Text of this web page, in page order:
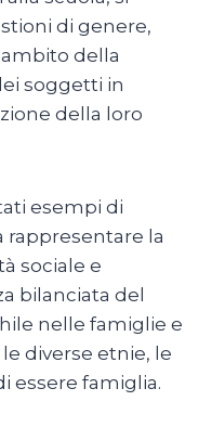
di genere,
della
soggetti in
della loro
esempi di
rappresentare la
sociale e
bilanciata del
nelle famiglie e
diverse etnie, le
essere famiglia.